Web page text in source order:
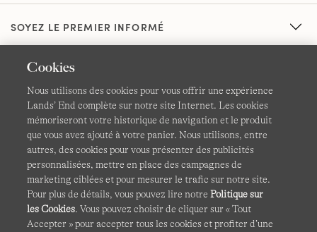
SOYEZ LE PREMIER INFORMÉ
CGV Confidentialité et sécurité
Cookies -Gérer mes paramètres Carte du site
Lands' End à l'international
Cookies
Nous utilisons des cookies pour vous offrir une expérience
Lands’ End complète sur notre site Internet. Les cookies
mémoriseront votre historique de navigation et le produit
que vous avez ajouté à votre panier. Nous utilisons, entre
autres, des cookies pour vous présenter des publicités
personnalisées, mettre en place des campagnes de
marketing ciblées et pour mesurer le trafic sur notre site.
Pour plus de détails, vous pouvez lire notrePolitique sur
les Cookies. Vous pouvez choisir de cliquer sur « Tout
Accepter » pour accepter tous les cookies et profiter d’une